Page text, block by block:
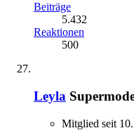
Beiträge
5.432
Reaktionen
500
Leyla
Mitglied seit